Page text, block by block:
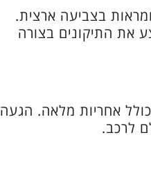
בצביעה ארצית.
את התיקונים בצורה
אחריות מלאה. הגעה
לרכב.